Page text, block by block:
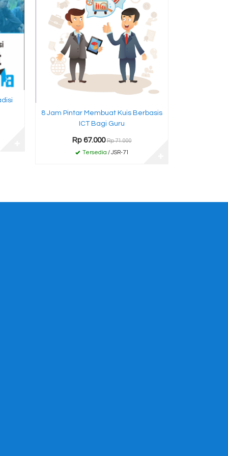
8 Jam Pintar Membuat Kuis Berbasis
ICT Bagi Guru
Rp 67.000 Rp 71.000
Tersedia / JSR-71